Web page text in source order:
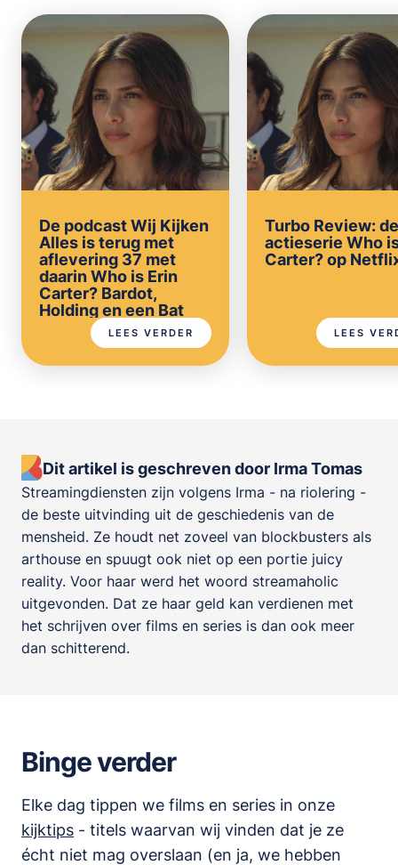
De podcast Wij Kijken
Alles is terug met
aflevering 37 met
daarin Who is Erin
Carter? Bardot,
Holding en een Bat
Mitzvah
LEES VERDER
Turbo Review: de
actieserie Who
Carter? op
LEES
Dit artikel is geschreven door Irma Tomas
Streamingdiensten zijn volgens Irma - na riolering -
de beste uitvinding uit de geschiedenis van de
mensheid. Ze houdt net zoveel van blockbusters als
arthouse en spuugt ook niet op een portie juicy
reality. Voor haar werd het woord streamaholic
uitgevonden. Dat ze haar geld kan verdienen met
het schrijven over films en series is dan ook meer
dan schitterend.
Binge verder
Elke dag tippen we films en series in onze
kijktips - titels waarvan wij vinden dat je ze
écht niet mag overslaan (en ja, we hebben